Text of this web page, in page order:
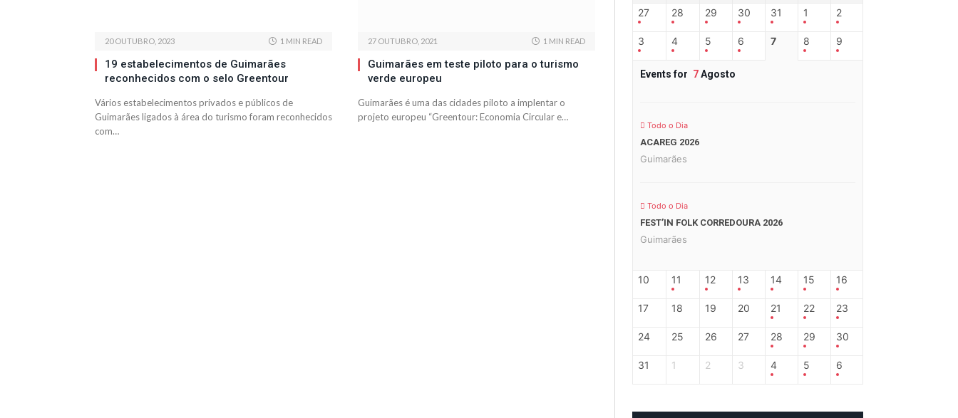
20 OUTUBRO, 2023 1 MIN READ
19 estabelecimentos de Guimarães
reconhecidos com o selo Greentour
Vários estabelecimentos privados e públicos de
Guimarães ligados à área do turismo foram reconhecidos
com…
27 OUTUBRO, 2021 1 MIN READ
Guimarães em teste piloto para o turismo
verde europeu
Guimarães é uma das cidades piloto a implentar o
projeto europeu “Greentour: Economia Circular e…
27 28 29 30 31 1 2
3 4 5 6 7 8 9
Events for 7Agosto
Todo o Dia
ACAREG 2026
Guimarães
Todo o Dia
FEST’IN FOLK CORREDOURA 2026
Guimarães
10 11 12 13 14 15 16
17 18 19 20 21 22 23
24 25 26 27 28 29 30
31 1 2 3 4 5 6